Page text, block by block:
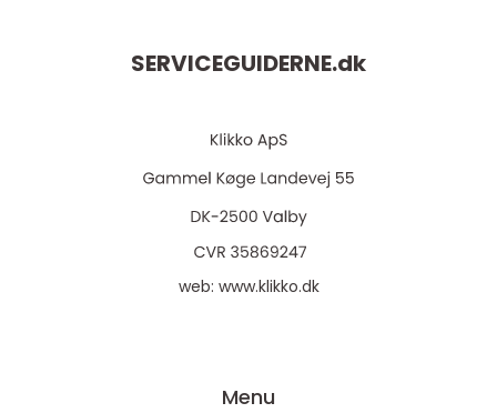
SERVICEGUIDERNE.dk
web: www.klikko.dk
Menu